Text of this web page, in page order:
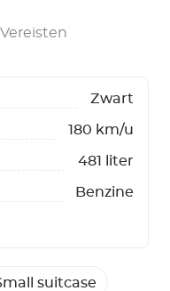
Vereisten
Zwart
180 km/u
481 liter
Benzine
suitcase